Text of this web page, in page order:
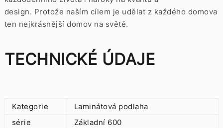
design. Protože naším cílem je udělat z každého domova
ten nejkrásnější domov na světě.
TECHNICKÉ ÚDAJE
Kategorie
Laminátová podlaha
série
Základní 600